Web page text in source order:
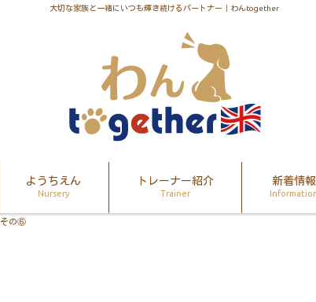
大切な家族と一緒にいつも輝き続けるパートナー｜わんtogether
ようちえん
Nursery
トレーナー紹介
Trainer
新着情報
その⑥